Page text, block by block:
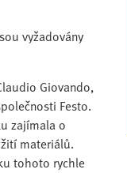
vyžadovány
Giovando,
Festo.
zajímala o
materiálů.
tohoto rychle